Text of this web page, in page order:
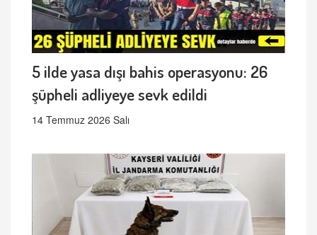
5 ilde yasa dışı bahis operasyonu: 26
şüpheli adliyeye sevk edildi
14 Temmuz 2026 Salı